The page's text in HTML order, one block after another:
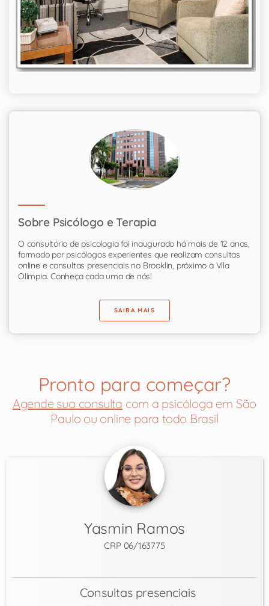
Sobre Psicólogo e Terapia
O consultório de psicologia foi inaugurado há mais de 12 anos,
formado por psicólogos experientes que realizam consultas
online e consultas presenciais no Brooklin, próximo à Vila
Olímpia. Conheça cada uma de nós!
SAIBA MAIS
Pronto para começar?
Agende sua consulta com a psicóloga em São
Paulo ou online para todo Brasil
Yasmin Ramos
CRP 06/163775
Consultas presenciais